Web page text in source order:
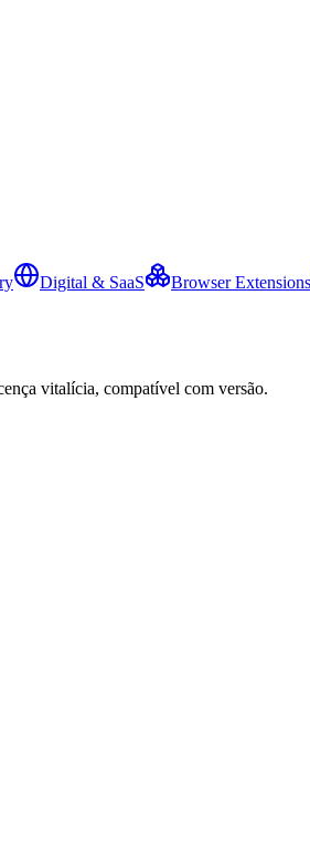
Digital & SaaS Browser Extensions
vitalícia, compatível com versão.